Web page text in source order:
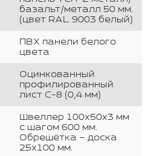
базальт/металл 50 мм.
(цвет RAL 9003 белый)
ПВХ панели белого
цвета
Оцинкованный
профилированный
лист С-8 (0,4 мм)
Швеллер 100х50х3 мм
с шагом 600 мм.
Обрешётка – доска
25х100 мм.